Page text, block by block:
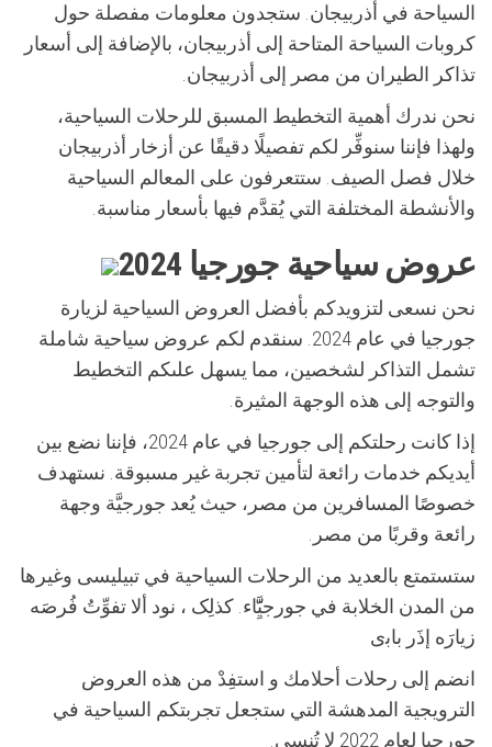
السياحة في أذربيجان. ستجدون معلومات مفصلة حول
كروبات السياحة المتاحة إلى أذربيجان، بالإضافة إلى أسعار
تذاكر الطيران من مصر إلى أذربيجان.
نحن ندرك أهمية التخطيط المسبق للرحلات السياحية،
ولهذا فإننا سنوفِّر لكم تفصيلًا دقيقًا عن أزخار أذربيجان
خلال فصل الصيف. ستتعرفون على المعالم السياحية
والأنشطة المختلفة التي يُقدَّم فيها بأسعار مناسبة.
عروض سياحية جورجيا 2024
نحن نسعى لتزويدكم بأفضل العروض السياحية لزيارة
جورجيا في عام 2024. سنقدم لكم عروض سياحية شاملة
تشمل التذاكر لشخصين، مما يسهل علىكم التخطيط
والتوجه إلى هذه الوجهة المثيرة.
إذا كانت رحلتكم إلى جورجيا في عام 2024، فإننا نضع بين
أيديكم خدمات رائعة لتأمين تجربة غير مسبوقة. نستهدف
خصوصًا المسافرين من مصر، حيث يُعد جورجیَّة وجهة
رائعة وقربًا من مصر.
ستستمتع بالعديد من الرحلات السياحية في تبيلیسی وغيرها
من المدن الخلابة في جورجیََِّّاء. كذلِک ، نود ألا تفوِّتُ فُرصَە
زیارَە إذَر باﺑﯼ
انضم إلى رحلات أحلامك و استفِدْ من هذه العروض
الترويجية المدهشة التي ستجعل تجربتكم السياحية في
جورجيا لعام 2022 لا تُنسى.